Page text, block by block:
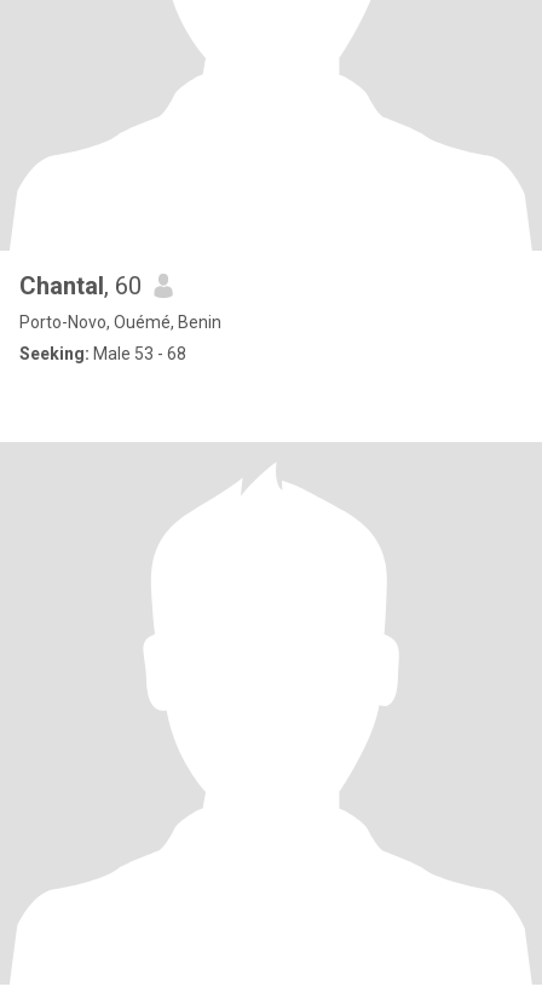
Chantal, 60
Porto-Novo, Ouémé, Benin
Seeking: Male 53 - 68